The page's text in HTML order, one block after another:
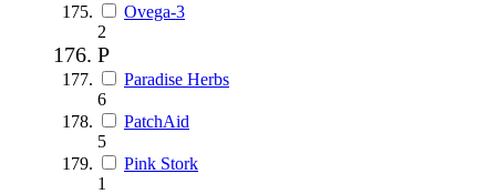
Ovega-3
2
P
Paradise Herbs
6
PatchAid
5
Pink Stork
1